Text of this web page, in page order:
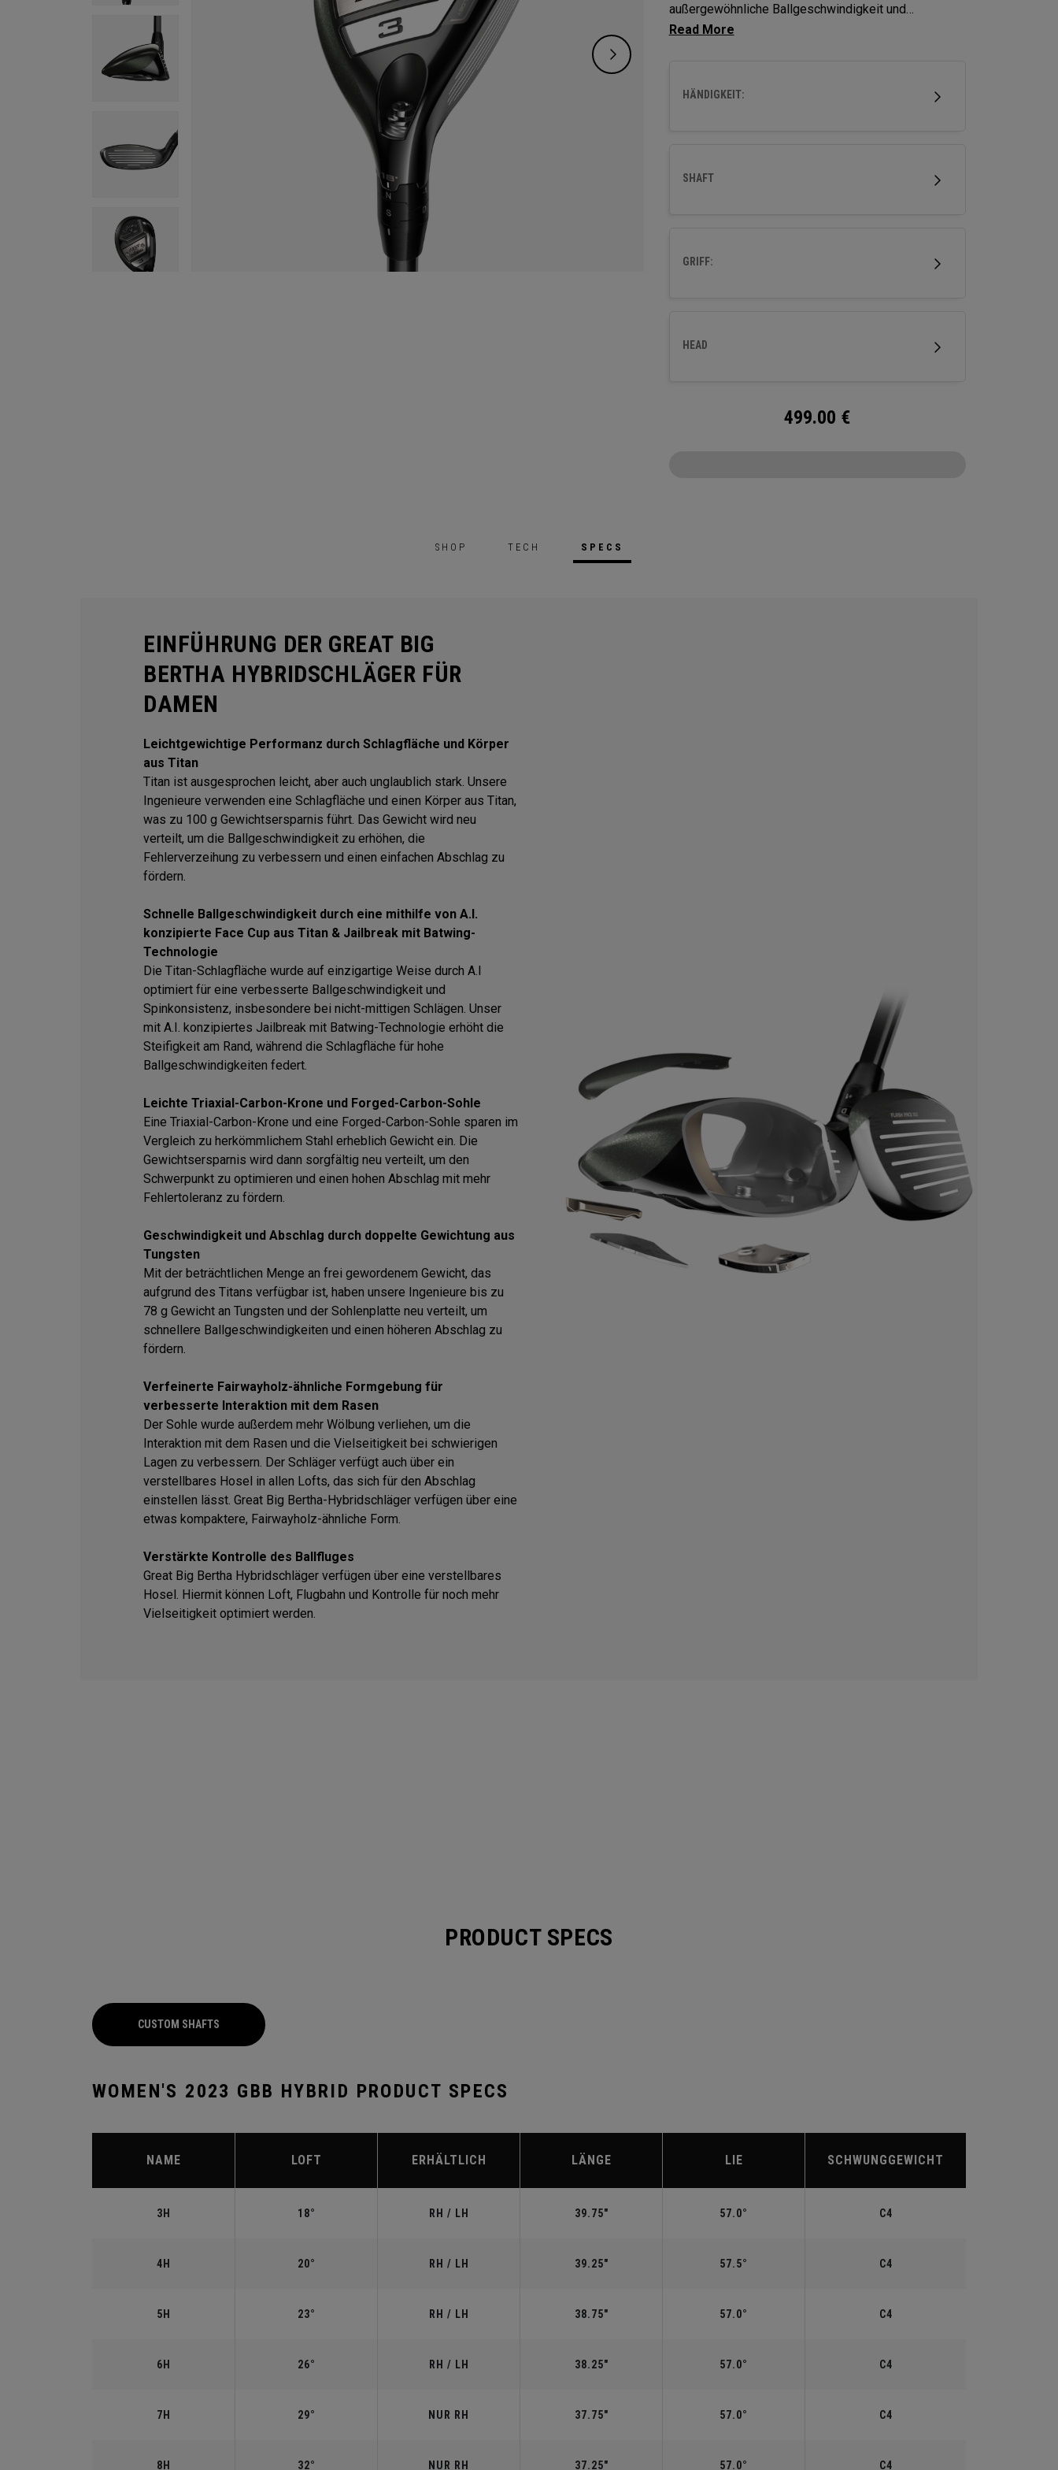
außergewöhnliche Ballgeschwindigkeit und
Fehlerverzeihung bei einer Vielzahl von Schlägen
HÄNDIGKEIT:
SHAFT
GRIFF:
HEAD
499.00 €
SHOP TECH SPECS
EINFÜHRUNG DER GREAT BIG
BERTHA HYBRIDSCHLÄGER FÜR
DAMEN
Leichtgewichtige Performanz durch Schlagfläche und Körper
aus Titan
Titan ist ausgesprochen leicht, aber auch unglaublich stark. Unsere
Ingenieure verwenden eine Schlagfläche und einen Körper aus Titan,
was zu 100 g Gewichtsersparnis führt. Das Gewicht wird neu
verteilt, um die Ballgeschwindigkeit zu erhöhen, die
Fehlerverzeihung zu verbessern und einen einfachen Abschlag zu
fördern.
Schnelle Ballgeschwindigkeit durch eine mithilfe von A.I.
konzipierte Face Cup aus Titan & Jailbreak mit Batwing-
Technologie
Die Titan-Schlagfläche wurde auf einzigartige Weise durch A.I
optimiert für eine verbesserte Ballgeschwindigkeit und
Spinkonsistenz, insbesondere bei nicht-mittigen Schlägen. Unser
mit A.I. konzipiertes Jailbreak mit Batwing-Technologie erhöht die
Steifigkeit am Rand, während die Schlagfläche für hohe
Ballgeschwindigkeiten federt.
Leichte Triaxial-Carbon-Krone und Forged-Carbon-Sohle
Eine Triaxial-Carbon-Krone und eine Forged-Carbon-Sohle sparen im
Vergleich zu herkömmlichem Stahl erheblich Gewicht ein. Die
Gewichtsersparnis wird dann sorgfältig neu verteilt, um den
Schwerpunkt zu optimieren und einen hohen Abschlag mit mehr
Fehlertoleranz zu fördern.
Geschwindigkeit und Abschlag durch doppelte Gewichtung aus
Tungsten
Mit der beträchtlichen Menge an frei gewordenem Gewicht, das
aufgrund des Titans verfügbar ist, haben unsere Ingenieure bis zu
78 g Gewicht an Tungsten und der Sohlenplatte neu verteilt, um
schnellere Ballgeschwindigkeiten und einen höheren Abschlag zu
fördern.
Verfeinerte Fairwayholz-ähnliche Formgebung für
verbesserte Interaktion mit dem Rasen
Der Sohle wurde außerdem mehr Wölbung verliehen, um die
Interaktion mit dem Rasen und die Vielseitigkeit bei schwierigen
Lagen zu verbessern. Der Schläger verfügt auch über ein
verstellbares Hosel in allen Lofts, das sich für den Abschlag
einstellen lässt. Great Big Bertha-Hybridschläger verfügen über eine
etwas kompaktere, Fairwayholz-ähnliche Form.
Verstärkte Kontrolle des Ballfluges
Great Big Bertha Hybridschläger verfügen über eine verstellbares
Hosel. Hiermit können Loft, Flugbahn und Kontrolle für noch mehr
Vielseitigkeit optimiert werden.
PRODUCT SPECS
CUSTOM SHAFTS
WOMEN'S 2023 GBB HYBRID PRODUCT SPECS
NAME LOFT ERHÄLTLICH LÄNGE LIE SCHWUNGGEWICHT
3H 18° RH / LH 39.75" 57.0° C4
4H 20° RH / LH 39.25" 57.5° C4
5H 23° RH / LH 38.75" 57.0° C4
6H 26° RH / LH 38.25" 57.0° C4
7H 29° NUR RH 37.75" 57.0° C4
8H 32° NUR RH 37.25" 57.0° C4